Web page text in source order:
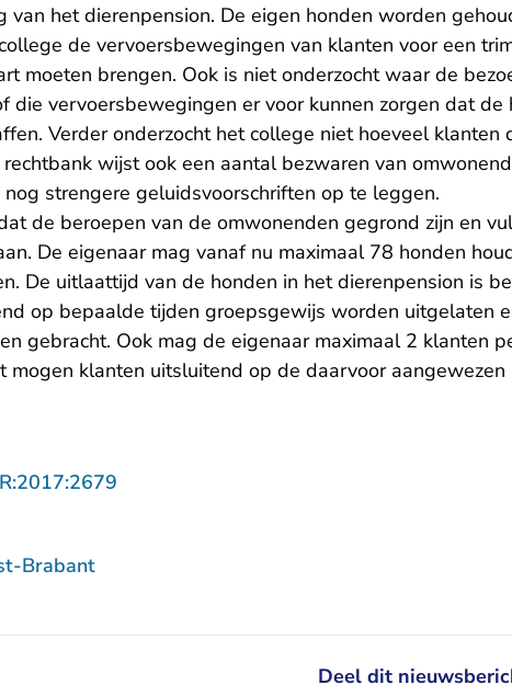
van het dierenpension. De eigen honden worden
de vervoersbewegingen van klanten voor een
moeten brengen. Ook is niet onderzocht waar de
die vervoersbewegingen er voor kunnen zorgen dat de
Verder onderzocht het college niet hoeveel klanten
wijst ook een aantal bezwaren van
nog strengere geluidsvoorschriften op te leggen.
de beroepen van de omwonenden gegrond zijn en
De eigenaar mag vanaf nu maximaal 78 honden
De uitlaattijd van de honden in het dierenpension is
op bepaalde tijden groepsgewijs worden uitgelaten
gebracht. Ook mag de eigenaar maximaal 2 klanten
mogen klanten uitsluitend op de daarvoor aangewezen
Brabant
Deel dit